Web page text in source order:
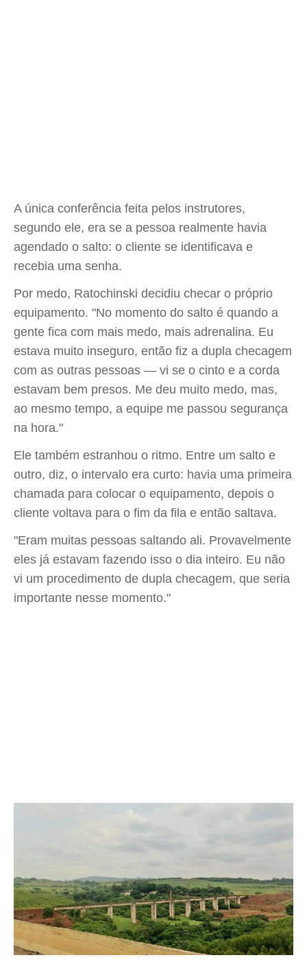
A única conferência feita pelos instrutores,
segundo ele, era se a pessoa realmente havia
agendado o salto: o cliente se identificava e
recebia uma senha.
Por medo, Ratochinski decidiu checar o próprio
equipamento. "No momento do salto é quando a
gente fica com mais medo, mais adrenalina. Eu
estava muito inseguro, então fiz a dupla checagem
com as outras pessoas — vi se o cinto e a corda
estavam bem presos. Me deu muito medo, mas,
ao mesmo tempo, a equipe me passou segurança
na hora."
Ele também estranhou o ritmo. Entre um salto e
outro, diz, o intervalo era curto: havia uma primeira
chamada para colocar o equipamento, depois o
cliente voltava para o fim da fila e então saltava.
"Eram muitas pessoas saltando ali. Provavelmente
eles já estavam fazendo isso o dia inteiro. Eu não
vi um procedimento de dupla checagem, que seria
importante nesse momento."